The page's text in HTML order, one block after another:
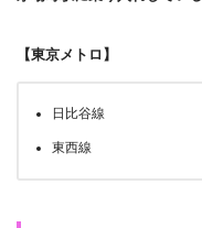
【東京メトロ】
日比谷線
東西線